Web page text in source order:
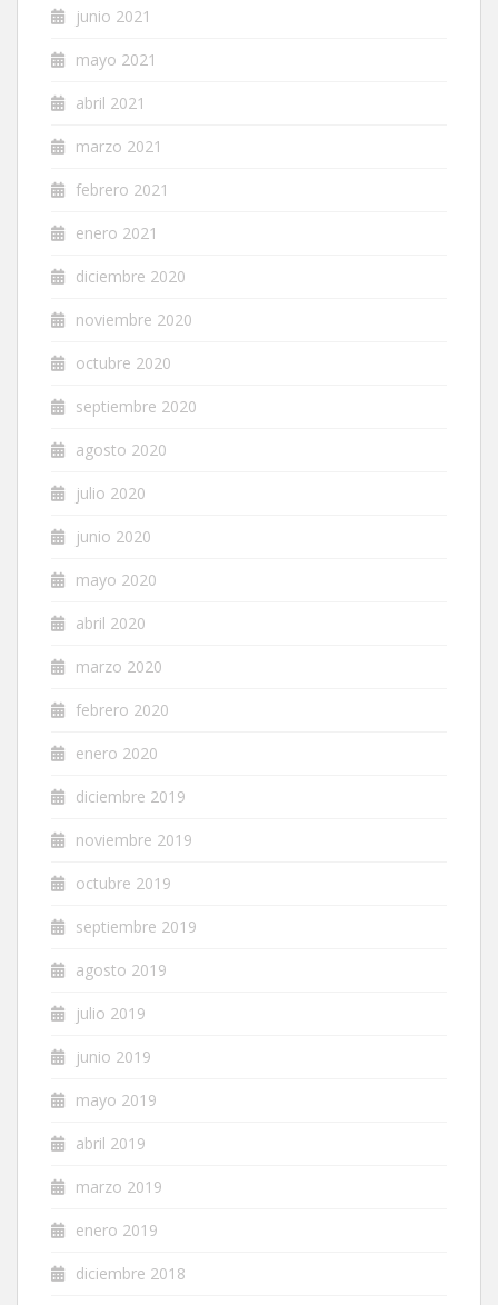
junio 2021
mayo 2021
abril 2021
marzo 2021
febrero 2021
enero 2021
diciembre 2020
noviembre 2020
octubre 2020
septiembre 2020
agosto 2020
julio 2020
junio 2020
mayo 2020
abril 2020
marzo 2020
febrero 2020
enero 2020
diciembre 2019
noviembre 2019
octubre 2019
septiembre 2019
agosto 2019
julio 2019
junio 2019
mayo 2019
abril 2019
marzo 2019
enero 2019
diciembre 2018